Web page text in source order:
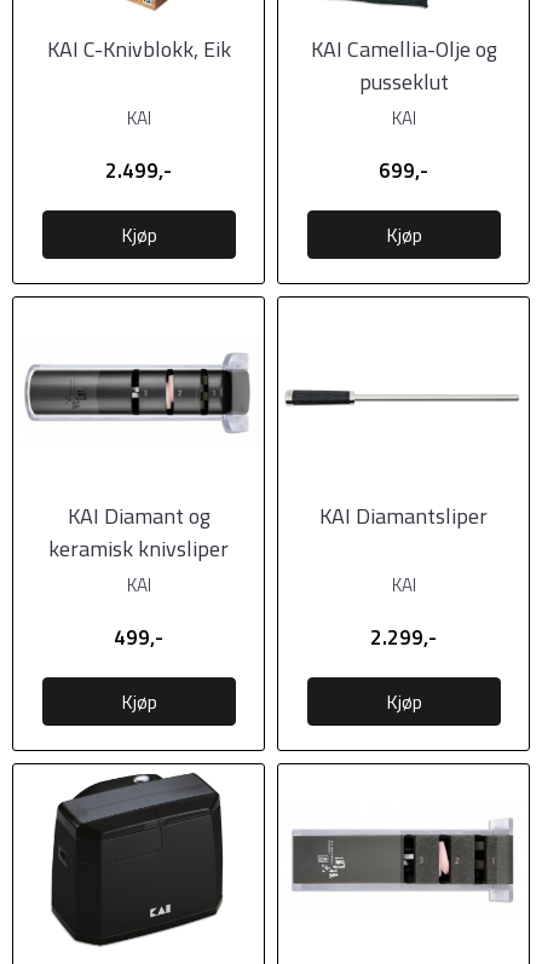
KAI C-Knivblokk, Eik
KAI
2.499,-
Kjøp
KAI Camellia-Olje og
pusseklut
KAI
699,-
Kjøp
KAI Diamant og
keramisk knivsliper
KAI
499,-
Kjøp
KAI Diamantsliper
KAI
2.299,-
Kjøp